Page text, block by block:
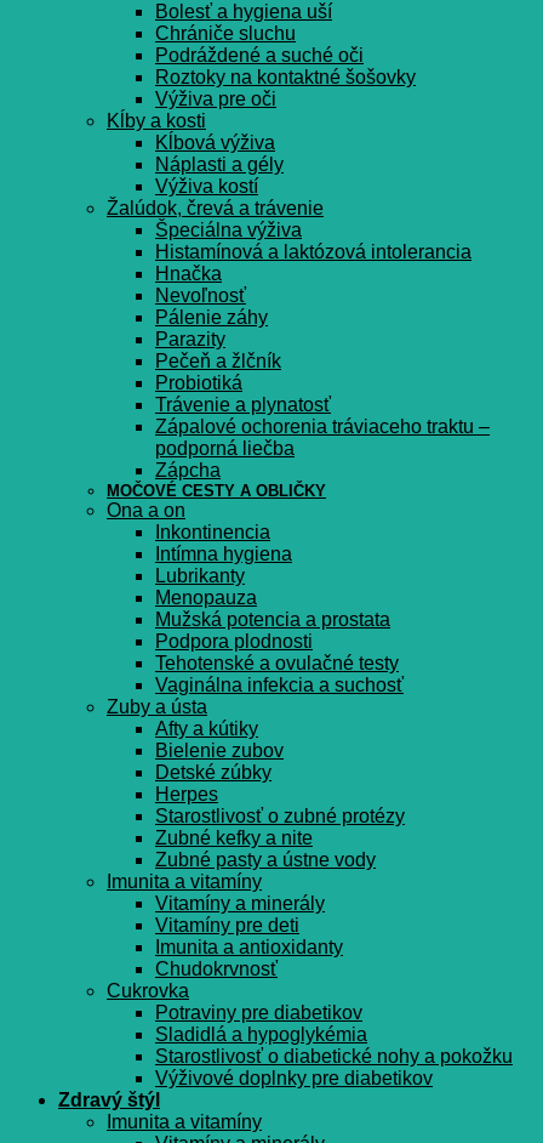
Bolesť a hygiena uší
Chrániče sluchu
Podráždené a suché oči
Roztoky na kontaktné šošovky
Výživa pre oči
Kĺby a kosti
Kĺbová výživa
Náplasti a gély
Výživa kostí
Žalúdok, črevá a trávenie
Špeciálna výživa
Histamínová a laktózová intolerancia
Hnačka
Nevoľnosť
Pálenie záhy
Parazity
Pečeň a žlčník
Probiotiká
Trávenie a plynatosť
Zápalové ochorenia tráviaceho traktu –
podporná liečba
Zápcha
MOČOVÉ CESTY A OBLIČKY
Ona a on
Inkontinencia
Intímna hygiena
Lubrikanty
Menopauza
Mužská potencia a prostata
Podpora plodnosti
Tehotenské a ovulačné testy
Vaginálna infekcia a suchosť
Zuby a ústa
Afty a kútiky
Bielenie zubov
Detské zúbky
Herpes
Starostlivosť o zubné protézy
Zubné kefky a nite
Zubné pasty a ústne vody
Imunita a vitamíny
Vitamíny a minerály
Vitamíny pre deti
Imunita a antioxidanty
Chudokrvnosť
Cukrovka
Potraviny pre diabetikov
Sladidlá a hypoglykémia
Starostlivosť o diabetické nohy a pokožku
Výživové doplnky pre diabetikov
Zdravý štýl
Imunita a vitamíny